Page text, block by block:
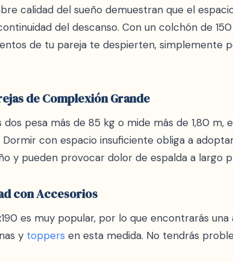
calidad del sueño demuestran que el
del descanso. Con un colchón de
de tu pareja te despierten, simplemente
de Complexión Grande
dos pesa más de 85 kg o mide más de 1,80
con espacio insuficiente obliga a
y pueden provocar dolor de espalda a largo
con Accesorios
es muy popular, por lo que encontrarás
y toppers en esta medida. No tendrás